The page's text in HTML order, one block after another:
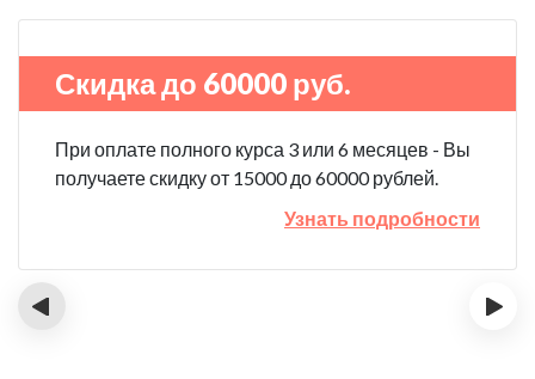
Скидка до 60000 руб.
При оплате полного курса 3 или 6 месяцев - Вы
получаете скидку от 15000 до 60000 рублей.
Узнать подробности
‹ ›